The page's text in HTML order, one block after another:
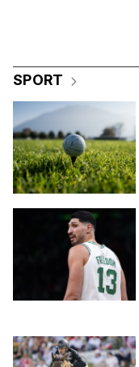
SPORT